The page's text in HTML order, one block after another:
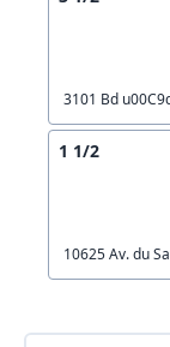
3101 Bd
1 1/2
10625 Av. du
Lien vers